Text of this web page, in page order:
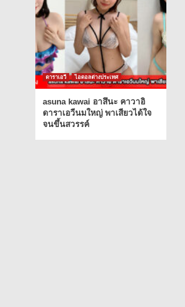
ดาราเอวี ไอดอลต่างประเทศ
asuna kawai อาสึนะ คาวาอิ
ดาราเอวีนมใหญ่ พาเสียวได้ใจ
จนขึ้นสวรรค์